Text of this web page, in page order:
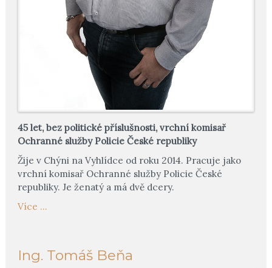
45 let, bez politické příslušnosti, vrchní komisař
Ochranné služby Policie České republiky
Žije v Chýni na Vyhlídce od roku 2014. Pracuje jako
vrchní komisař Ochranné služby Policie České
republiky. Je ženatý a má dvě dcery.
Více ...
Ing. Tomáš Beňa